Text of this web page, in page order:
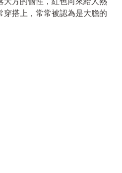
搭上，常常被認為是大膽的